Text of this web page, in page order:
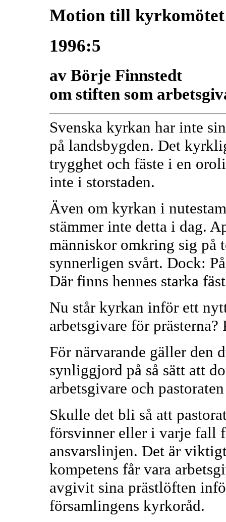
Motion till kyrkomötet
1996:5
av Börje Finnstedt
om stiften som
Svenska kyrkan har inte
på landsbygden. Det
trygghet och fäste i en
inte i storstaden.
Även om kyrkan i
stämmer inte detta i dag.
människor omkring sig på
synnerligen svårt. Dock:
Där finns hennes starka
Nu står kyrkan inför ett
arbetsgivare för
För närvarande gäller den
synliggjord på så sätt att
arbetsgivare och
Skulle det bli så att
försvinner eller i varje fall
ansvarslinjen. Det är
kompetens får vara
avgivit sina prästlöften
församlingens kyrkoråd.